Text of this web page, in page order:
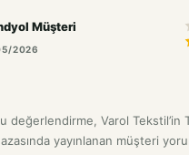
Müşteri
2026
değerlendirme, Varol Tekstil’in
yayınlanan müşteri